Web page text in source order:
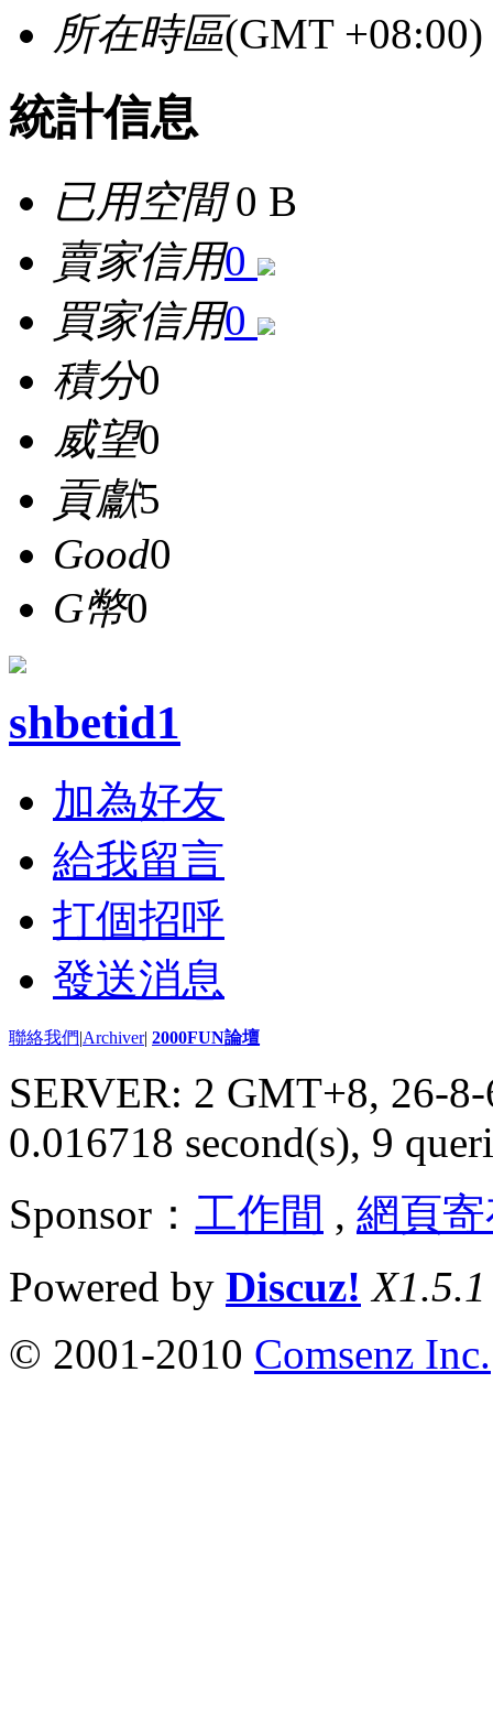
所在時區(GMT
統計信息
已用空間0 B
賣家信用0
買家信用0
積分0
威望0
貢獻5
Good0
G幣0
shbetid1
加為好友
給我留言
打個招呼
發送消息
聯絡我們|Archiver| 2000FUN論壇
SERVER: 2 GMT+8, 26-
0.016718 second(s), 9
Sponsor： 工作間 , 網頁
Powered by Discuz! X1.5.1
© 2001-2010 Comsenz Inc.